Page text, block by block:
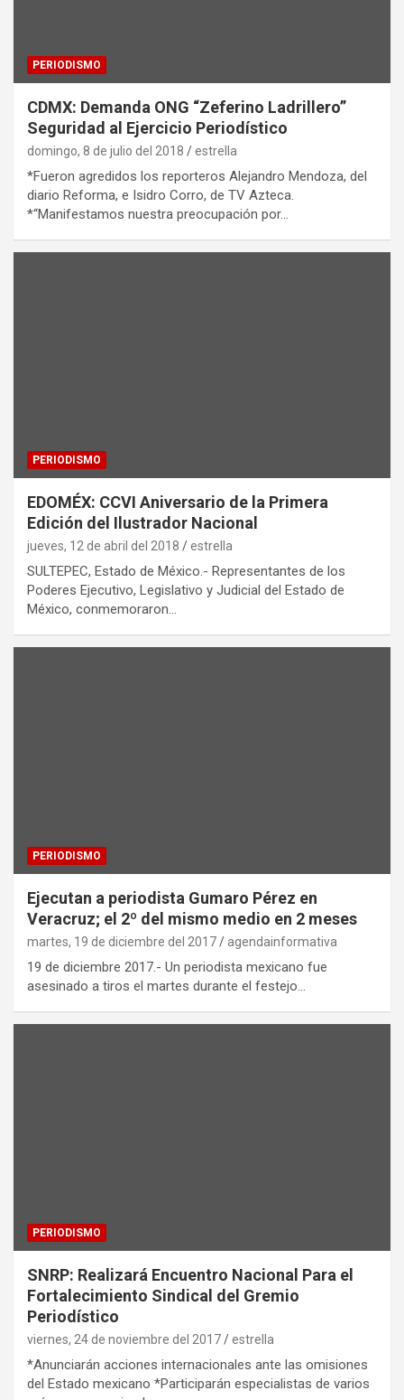
PERIODISMO
CDMX: Demanda ONG “Zeferino Ladrillero”
Seguridad al Ejercicio Periodístico
domingo, 8 de julio del 2018 estrella
*Fueron agredidos los reporteros Alejandro Mendoza, del
diario Reforma, e Isidro Corro, de TV Azteca.
*“Manifestamos nuestra preocupación por…
PERIODISMO
EDOMÉX: CCVI Aniversario de la Primera
Edición del Ilustrador Nacional
jueves, 12 de abril del 2018 estrella
SULTEPEC, Estado de México.- Representantes de los
Poderes Ejecutivo, Legislativo y Judicial del Estado de
México, conmemoraron…
PERIODISMO
Ejecutan a periodista Gumaro Pérez en
Veracruz; el 2º del mismo medio en 2 meses
martes, 19 de diciembre del 2017 agendainformativa
19 de diciembre 2017.- Un periodista mexicano fue
asesinado a tiros el martes durante el festejo…
PERIODISMO
SNRP: Realizará Encuentro Nacional Para el
Fortalecimiento Sindical del Gremio
Periodístico
viernes, 24 de noviembre del 2017 estrella
*Anunciarán acciones internacionales ante las omisiones
del Estado mexicano *Participarán especialistas de varios